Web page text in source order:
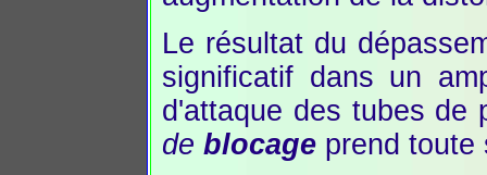
Le résultat du
significatif dans un
d'attaque des tubes
de blocage prend toute